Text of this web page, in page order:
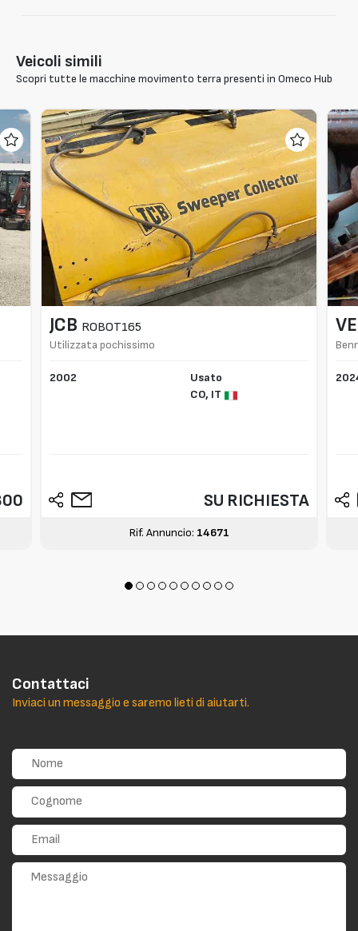
Veicoli simili
Scopri tutte le macchine movimento terra presenti in Omeco Hub
JCB ROBOT165
Utilizzata pochissimo
2002
Usato
CO, IT
SU RICHIESTA
Rif. Annuncio: 14671
Contattaci
Inviaci un messaggio e saremo lieti di aiutarti.